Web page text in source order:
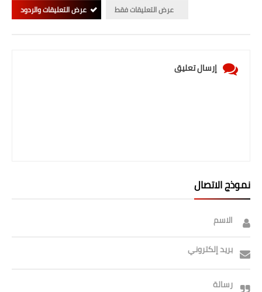
العامة
عرض التعليقات فقط
عرض التعليقات والردود
إرسال تعليق
نموذج الاتصال
الاسم
بريد إلكتروني
رسالة